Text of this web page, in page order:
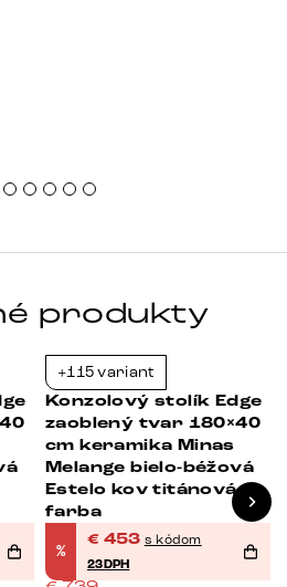
produkty
+115 variant
Konzolový stolík Edge
zaoblený tvar 180×40
cm keramika Minas
Melange bielo-béžová
Estelo kov titánová
farba
%
€ 453 s kódom
23DPH